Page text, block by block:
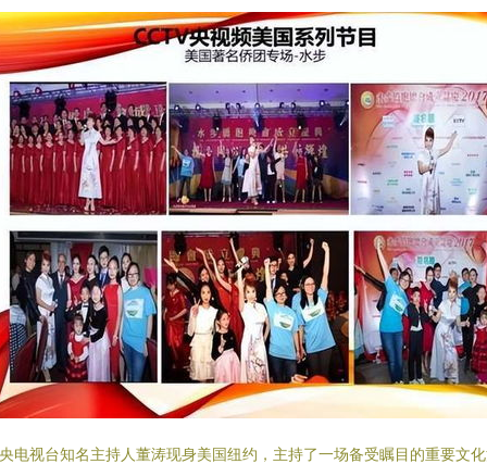
电视台知名主持人董涛现身美国纽约，主持了一场备受瞩目的重要文